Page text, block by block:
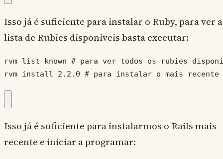
Isso já é suficiente para instalar o Ruby, para ver a
lista de Rubies disponiveis basta executar:
rvm list known # para ver todos os rubies
rvm install 2.2.0 # para instalar o mais
Isso já é suficiente para instalarmos o Rails mais
recente e iniciar a programar: